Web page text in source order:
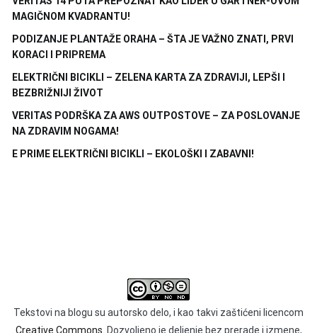
MAGIČNOM KVADRANTU!
PODIZANJE PLANTAŽE ORAHA – ŠTA JE VAŽNO ZNATI, PRVI
KORACI I PRIPREMA
ELEKTRIČNI BICIKLI – ZELENA KARTA ZA ZDRAVIJI, LEPŠI I
BEZBRIŽNIJI ŽIVOT
VERITAS PODRŠKA ZA AWS OUTPOSTOVE – ZA POSLOVANJE
NA ZDRAVIM NOGAMA!
E PRIME ELEKTRIČNI BICIKLI – EKOLOŠKI I ZABAVNI!
Tekstovi na blogu su autorsko delo, i kao takvi zaštićeni licencom
Creative Commons. Dozvoljeno je deljenje bez prerade i izmene,